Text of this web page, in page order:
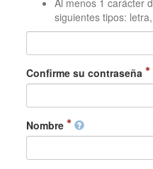
siguientes tipos:
Confirme su contraseña
Nombre